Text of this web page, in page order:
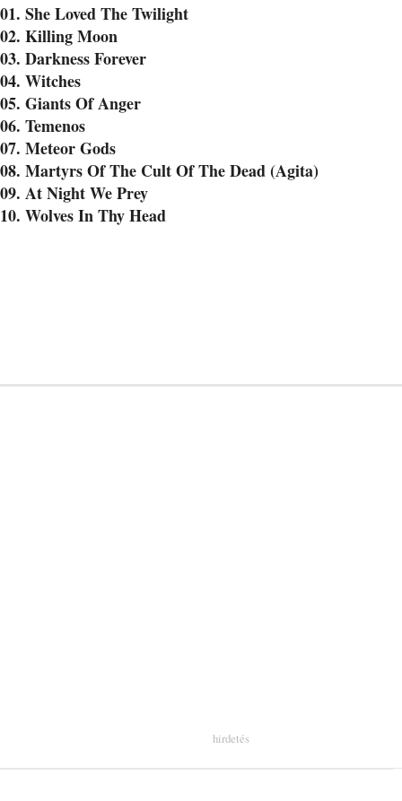
01. She Loved The Twilight
02. Killing Moon
03. Darkness Forever
04. Witches
05. Giants Of Anger
06. Temenos
07. Meteor Gods
08. Martyrs Of The Cult Of The Dead (Agita)
09. At Night We Prey
10. Wolves In Thy Head